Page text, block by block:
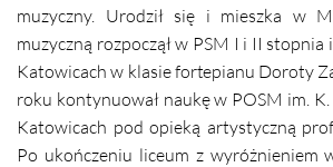
muzyczny. Urodził się i mieszka w
muzyczną rozpoczął w PSM I i II stopnia
Katowicach w klasiefortepianu Doroty
roku kontynuował naukę w POSM im.
Katowicach pod opieką artystyczną
Po ukończeniu liceum z wyróżnieniem